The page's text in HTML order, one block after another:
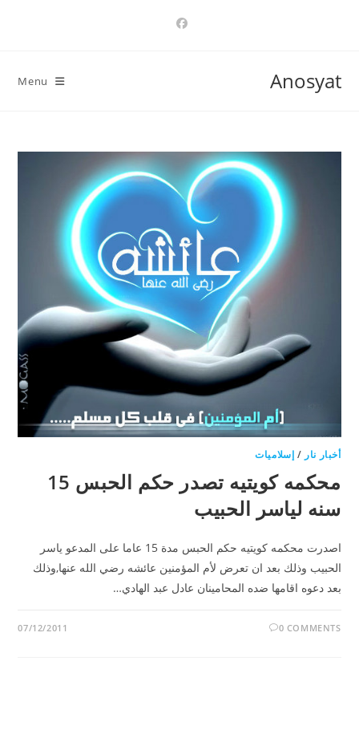
Anosyat
Menu
أخبار نار / إسلاميات
محكمه كويتيه تصدر حكم الحبس 15
سنه لياسر الحبيب
اصدرت محكمه كويتيه حكم الحبس مدة 15 عاما على المدعو ياسر
الحبيب وذلك بعد ان تعرض لأم المؤمنين عائشه رضي الله عنها,وذلك
بعد دعوه اقامها ضده المحامينان عادل عبد الهادي…
0 COMMENTS
07/12/2011